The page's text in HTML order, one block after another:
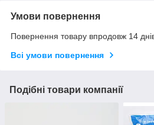
Умови повернення
Повернення товару впродовж 14
Всі умови повернення
Подібні товари компанії